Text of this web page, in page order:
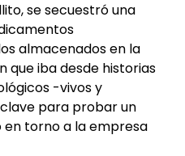
se secuestró una
almacenados en la
que iba desde historias
-vivos y
para probar un
en torno a la empresa